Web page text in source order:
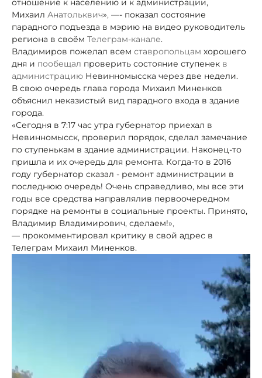
отношение к населению и к администрации,
Михаил Анатольквич», —- показал состояние
парадного подъезда в мэрию на видео руководитель
региона в своём Телеграм-канале.
Владимиров пожелал всем ставропольцам хорошего
дня и пообещал проверить состояние ступенек в
администрацию Невинномысска через две недели.
В свою очередь глава города Михаил Миненков
объяснил неказистый вид парадного входа в здание
города.
«Сегодня в 7:17 час утра губернатор приехал в
Невинномысск, проверил порядок, сделал замечание
по ступенькам в здание администрации. Наконец-то
пришла и их очередь для ремонта. Когда-то в 2016
году губернатор сказал - ремонт администрации в
последнюю очередь! Очень справедливо, мы все эти
годы все средства направлялив первоочередном
порядке на ремонты в социальные проекты. Принято,
Владимир Владимирович, сделаем!»,
— прокомментировал критику в свой адрес в
Телеграм Михаил Миненков.